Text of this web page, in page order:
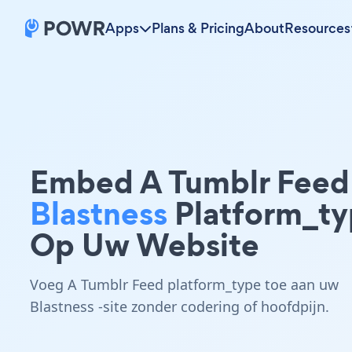
Apps Plans & PricingAboutResources
Embed A Tumblr Feed
Blastness
Op Uw Website
Voeg A Tumblr Feed platform_type toe aan uw
Blastness -site zonder codering of hoofdpijn.